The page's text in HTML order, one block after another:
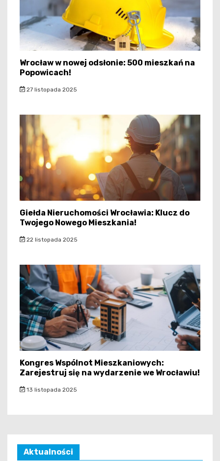
Wrocław w nowej odsłonie: 500 mieszkań na
Popowicach!
27 listopada 2025
Giełda Nieruchomości Wrocławia: Klucz do
Twojego Nowego Mieszkania!
22 listopada 2025
Kongres Wspólnot Mieszkaniowych:
Zarejestruj się na wydarzenie we Wrocławiu!
13 listopada 2025
Aktualności